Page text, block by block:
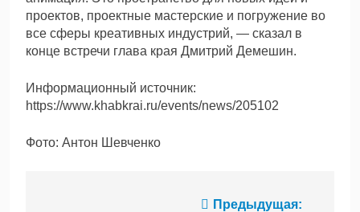
проектов, проектные мастерские и погружение во
все сферы креативных индустрий, — сказал в
конце встречи глава края Дмитрий Демешин.
Информационный источник:
https://www.khabkrai.ru/events/news/205102
Фото: Антон Шевченко
Предыдущая: